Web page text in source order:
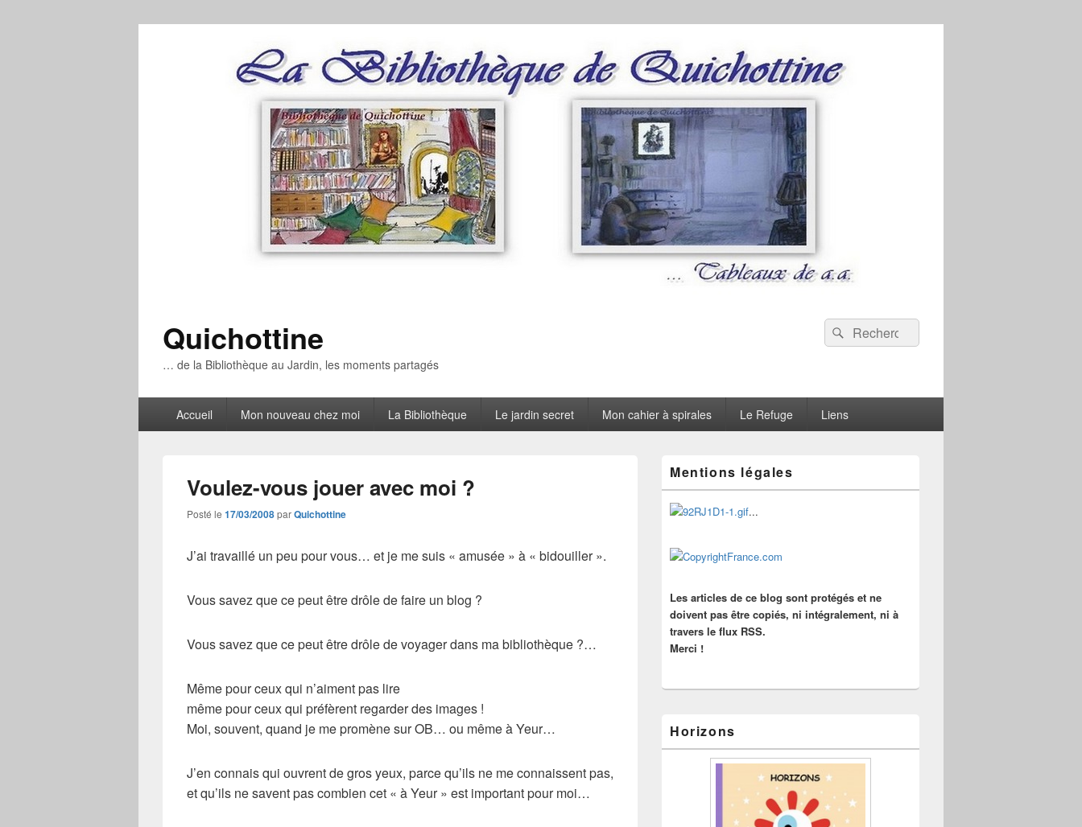
Quichottine
… de la Bibliothèque au Jardin, les moments partagés
Recherche :
Rechercher
principalAccueil Mon nouveau chez moi La Bibliothèque Le jardin secret Mon cahier à spirales Le Refuge Liens
Voulez-vous jouer avec moi ?
Posté le 17/03/2008parQuichottine
J’ai travaillé un peu pour vous… et je me suis « amusée » à « bidouiller ».
Vous savez que ce peut être drôle de faire un blog ?
Vous savez que ce peut être drôle de voyager dans ma bibliothèque ?…
Même pour ceux qui n’aiment pas lire
même pour ceux qui préfèrent regarder des images !
Moi, souvent, quand je me promène sur OB… ou même à Yeur…
J’en connais qui ouvrent de gros yeux, parce qu’ils ne me connaissent pas,
et qu’ils ne savent pas combien cet « à Yeur » est important pour moi…
principale
de
widget
pour
barre
latérale
Mentions légales
...
Les articles de ce blog sont protégés et ne
doivent pas être copiés, ni intégralement, ni à
travers le flux RSS.
Merci !
Horizons